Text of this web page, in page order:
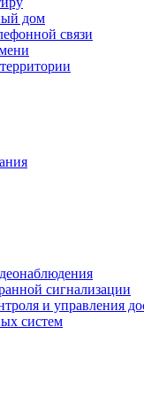
дом
связи
сигнализации
и управления
систем